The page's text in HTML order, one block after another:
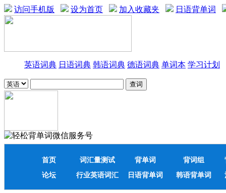
访问手机版 设为首页 加入收藏夹 日语背单词
英语词典 日语词典 韩语词典 德语词典 单词本 学习计划
首页 词汇量测试 背单词 背词组
论坛
行业英语词汇 日语背单词 韩语背单词